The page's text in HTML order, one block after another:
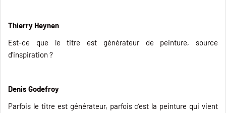
Thierry Heynen
Est-ce que le titre est générateur de peinture, source
d’inspiration ?
Denis Godefroy
Parfois le titre est générateur, parfois c’est la peinture qui vient